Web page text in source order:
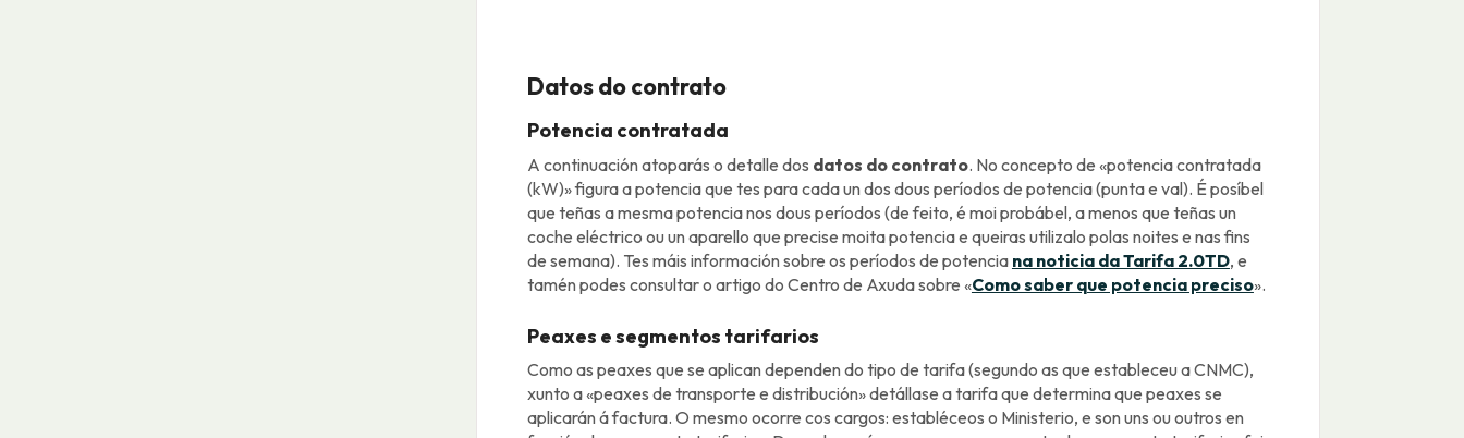
Datos do contrato
Potencia contratada
A continuación atoparás o detalle dos datos do contrato. No concepto de «potencia contratada
(kW)» figura a potencia que tes para cada un dos dous períodos de potencia (punta e val). É posíbel
que teñas a mesma potencia nos dous períodos (de feito, é moi probábel, a menos que teñas un
coche eléctrico ou un aparello que precise moita potencia e queiras utilizalo polas noites e nas fins
de semana). Tes máis información sobre os períodos de potencia na noticia da Tarifa 2.0TD, e
tamén podes consultar o artigo do Centro de Axuda sobre «Como saber que potencia preciso».
Peaxes e segmentos tarifarios
Como as peaxes que se aplican dependen do tipo de tarifa (segundo as que estableceu a CNMC),
xunto a «peaxes de transporte e distribución» detállase a tarifa que determina que peaxes se
aplicarán á factura. O mesmo ocorre cos cargos: establéceos o Ministerio, e son uns ou outros en